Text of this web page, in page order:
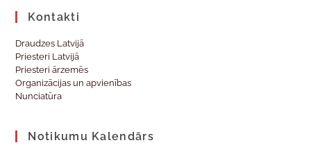
Kontakti
Draudzes Latvijā
Priesteri Latvijā
Priesteri ārzemēs
Organizācijas un apvienības
Nunciatūra
Notikumu Kalendārs